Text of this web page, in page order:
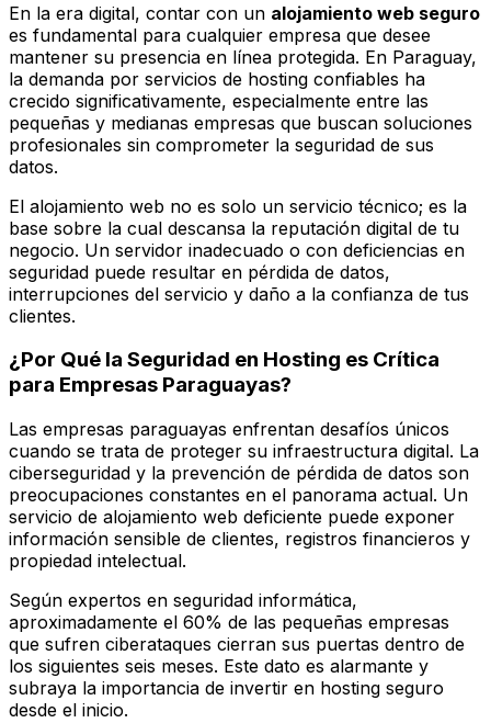
En la era digital, contar con un alojamiento web seguro
es fundamental para cualquier empresa que desee
mantener su presencia en línea protegida. En Paraguay,
la demanda por servicios de hosting confiables ha
crecido significativamente, especialmente entre las
pequeñas y medianas empresas que buscan soluciones
profesionales sin comprometer la seguridad de sus
datos.
El alojamiento web no es solo un servicio técnico; es la
base sobre la cual descansa la reputación digital de tu
negocio. Un servidor inadecuado o con deficiencias en
seguridad puede resultar en pérdida de datos,
interrupciones del servicio y daño a la confianza de tus
clientes.
¿Por Qué la Seguridad en Hosting es Crítica
para Empresas Paraguayas?
Las empresas paraguayas enfrentan desafíos únicos
cuando se trata de proteger su infraestructura digital. La
ciberseguridad y la prevención de pérdida de datos son
preocupaciones constantes en el panorama actual. Un
servicio de alojamiento web deficiente puede exponer
información sensible de clientes, registros financieros y
propiedad intelectual.
Según expertos en seguridad informática,
aproximadamente el 60% de las pequeñas empresas
que sufren ciberataques cierran sus puertas dentro de
los siguientes seis meses. Este dato es alarmante y
subraya la importancia de invertir en hosting seguro
desde el inicio.